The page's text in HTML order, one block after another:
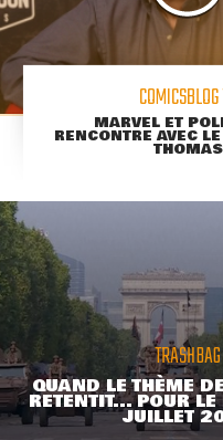
MARVEL ET
RENCONTRE AVEC
THOMAS
TRASHBAG
QUAND LE THÈME
RETENTIT... POUR
JUILLET